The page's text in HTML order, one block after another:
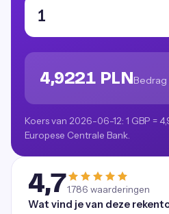
4,9221 PLNBedrag
Koers van 2026-06-12: 1 GBP =
Europese Centrale Bank.
4,71.786 waarderingen
Wat vind je van deze